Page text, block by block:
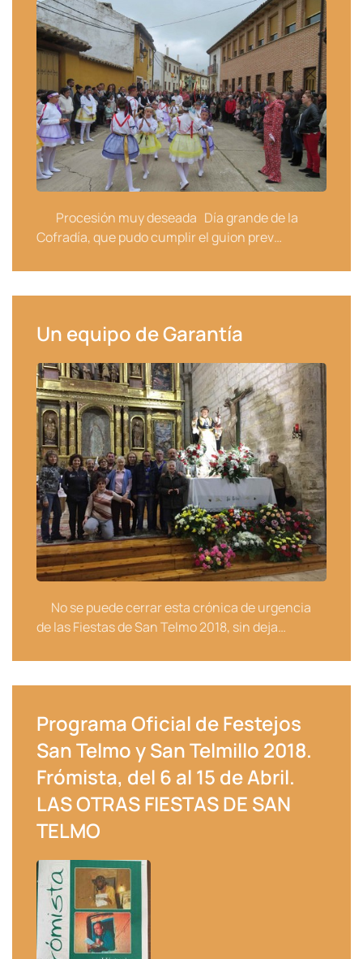
Procesión muy deseada Día grande de la
Cofradía, que pudo cumplir el guion prev…
Un equipo de Garantía
No se puede cerrar esta crónica de urgencia
de las Fiestas de San Telmo 2018, sin deja…
Programa Oficial de Festejos
San Telmo y San Telmillo 2018.
Frómista, del 6 al 15 de Abril.
LAS OTRAS FIESTAS DE SAN
TELMO